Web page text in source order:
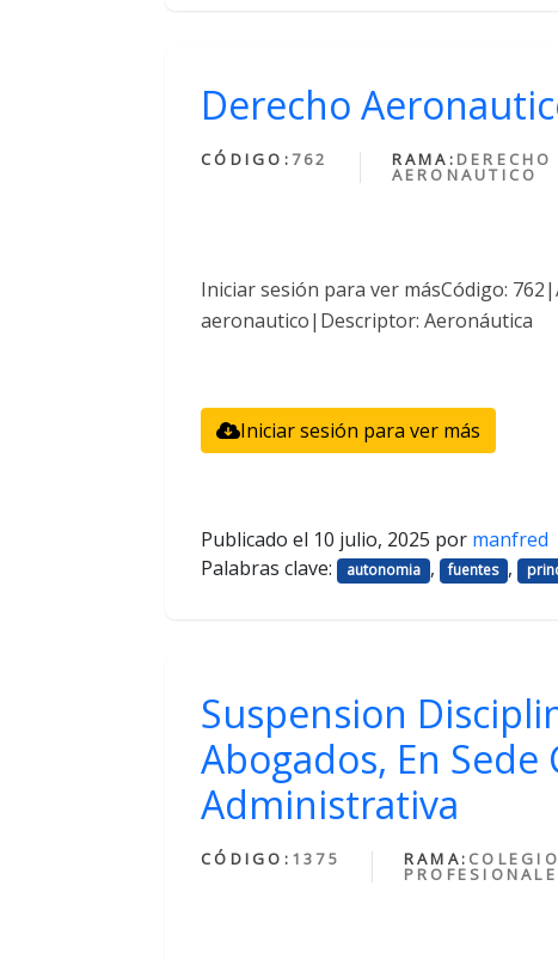
Derecho
CÓDIGO: 762 RAMA: DERECHO
AERONAUTICO
Iniciar sesión para ver másCódigo:
aeronautico|Descriptor: Aeronáutica
Iniciar sesión para ver más
Publicado el 10 julio, 2025 por manfred
Palabras clave:
autonomia , fuentes ,
Suspension
Abogados, En
Administrativa
CÓDIGO: 1375 RAMA: